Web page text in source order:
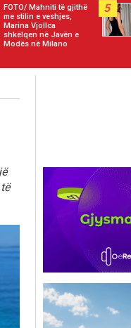
FOTO/ Mahniti të gjithë
me stilin e veshjes,
Marina Vjollca
shkëlqen në Javën e
Modës në Milano
5